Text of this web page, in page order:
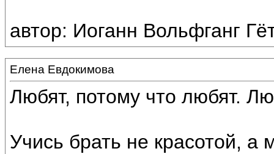
автор: Иоганн Вольфганг
Елена Евдокимова
Любят, потому что любят.
Учись брать не красотой, а